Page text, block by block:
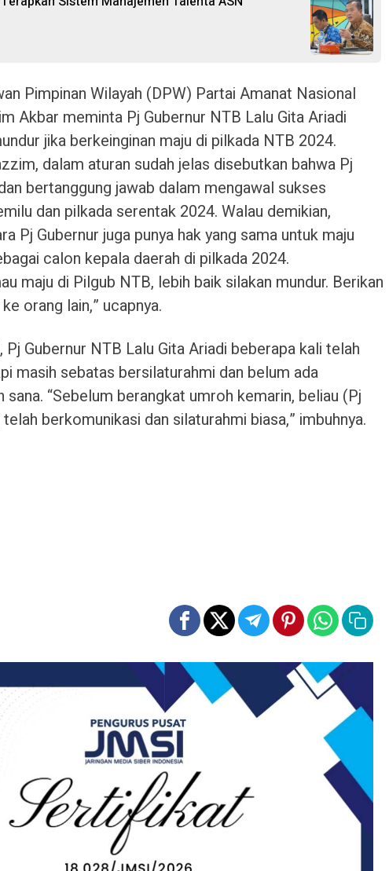
Pimpinan Wilayah (DPW) Partai Amanat Nasional
Akbar meminta Pj Gubernur NTB Lalu Gita Ariadi
jika berkeinginan maju di pilkada NTB 2024.
dalam aturan sudah jelas disebutkan bahwa Pj
bertanggung jawab dalam mengawal sukses
dan pilkada serentak 2024. Walau demikian,
Pj Gubernur juga punya hak yang sama untuk maju
calon kepala daerah di pilkada 2024.
maju di Pilgub NTB, lebih baik silakan mundur. Berikan
orang lain,” ucapnya.
Gubernur NTB Lalu Gita Ariadi beberapa kali telah
masih sebatas bersilaturahmi dan belum ada
sana. “Sebelum berangkat umroh kemarin, beliau (Pj
berkomunikasi dan silaturahmi biasa,” imbuhnya.